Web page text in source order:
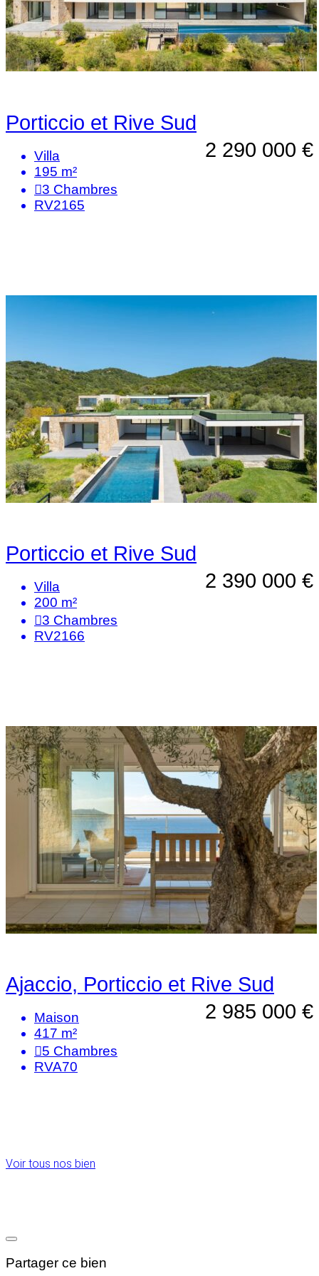
Porticcio et Rive Sud
2 290 000 €
Villa
195 m²
3 Chambres
RV2165
Porticcio et Rive Sud
2 390 000 €
Villa
200 m²
3 Chambres
RV2166
Ajaccio, Porticcio et Rive Sud
2 985 000 €
Maison
417 m²
5 Chambres
RVA70
Voir tous nos bien
Partager ce bien